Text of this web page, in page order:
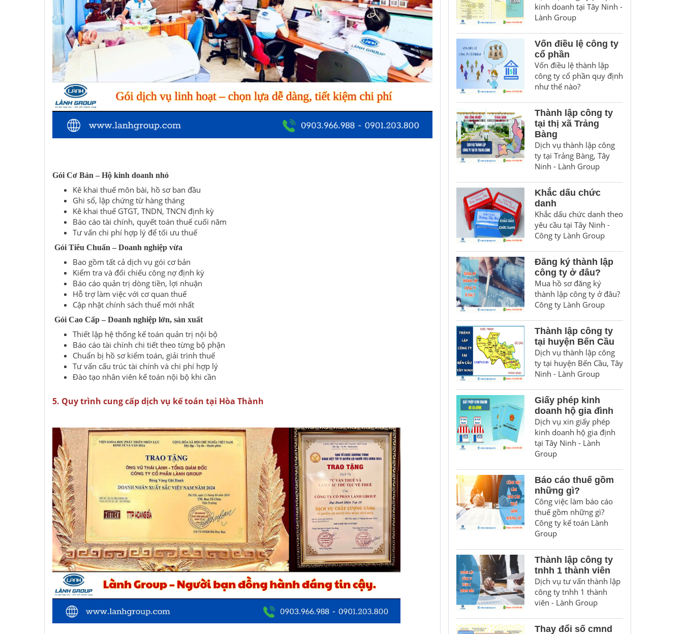
Gói Cơ Bản – Hộ kinh doanh nhỏ
Kê khai thuế môn bài, hồ sơ ban đầu
Ghi sổ, lập chứng từ hàng tháng
Kê khai thuế GTGT, TNDN, TNCN định kỳ
Báo cáo tài chính, quyết toán thuế cuối năm
Tư vấn chi phí hợp lý để tối ưu thuế
Gói Tiêu Chuẩn – Doanh nghiệp vừa
Bao gồm tất cả dịch vụ gói cơ bản
Kiểm tra và đối chiếu công nợ định kỳ
Báo cáo quản trị dòng tiền, lợi nhuận
Hỗ trợ làm việc với cơ quan thuế
Cập nhật chính sách thuế mới nhất
Gói Cao Cấp – Doanh nghiệp lớn, sản xuất
Thiết lập hệ thống kế toán quản trị nội bộ
Báo cáo tài chính chi tiết theo từng bộ phận
Chuẩn bị hồ sơ kiểm toán, giải trình thuế
Tư vấn cấu trúc tài chính và chi phí hợp lý
Đào tạo nhân viên kế toán nội bộ khi cần
5. Quy trình cung cấp dịch vụ kế toán tại Hòa Thành
kinh doanh tại Tây Ninh -
Lành Group
Vốn điều lệ công ty
cổ phần
Vốn điều lệ thành lập
công ty cổ phần quy định
như thế nào?
Thành lập công ty
tại thị xã Trảng
Bàng
Dịch vụ thành lập công
ty tại Trảng Bàng, Tây
Ninh - Lành Group
Khắc dấu chức
danh
Khắc dấu chức danh theo
yêu cầu tại Tây Ninh -
Công ty Lành Group
Đăng ký thành lập
công ty ở đâu?
Mua hồ sơ đăng ký
thành lập công ty ở đâu?
Công ty Lành Group
Thành lập công ty
tại huyện Bến Cầu
Dịch vụ thành lập công
ty tại huyện Bến Cầu, Tây
Ninh - Lành Group
Giấy phép kinh
doanh hộ gia đình
Dịch vụ xin giấy phép
kinh doanh hộ gia định
tại Tây Ninh - Lành
Group
Báo cáo thuế gồm
những gì?
Công việc làm báo cáo
thuế gồm những gì?
Công ty kế toán Lành
Group
Thành lập công ty
tnhh 1 thành viên
Dịch vụ tư vấn thành lập
công ty tnhh 1 thành
viên - Lành Group
Thay đổi số cmnd